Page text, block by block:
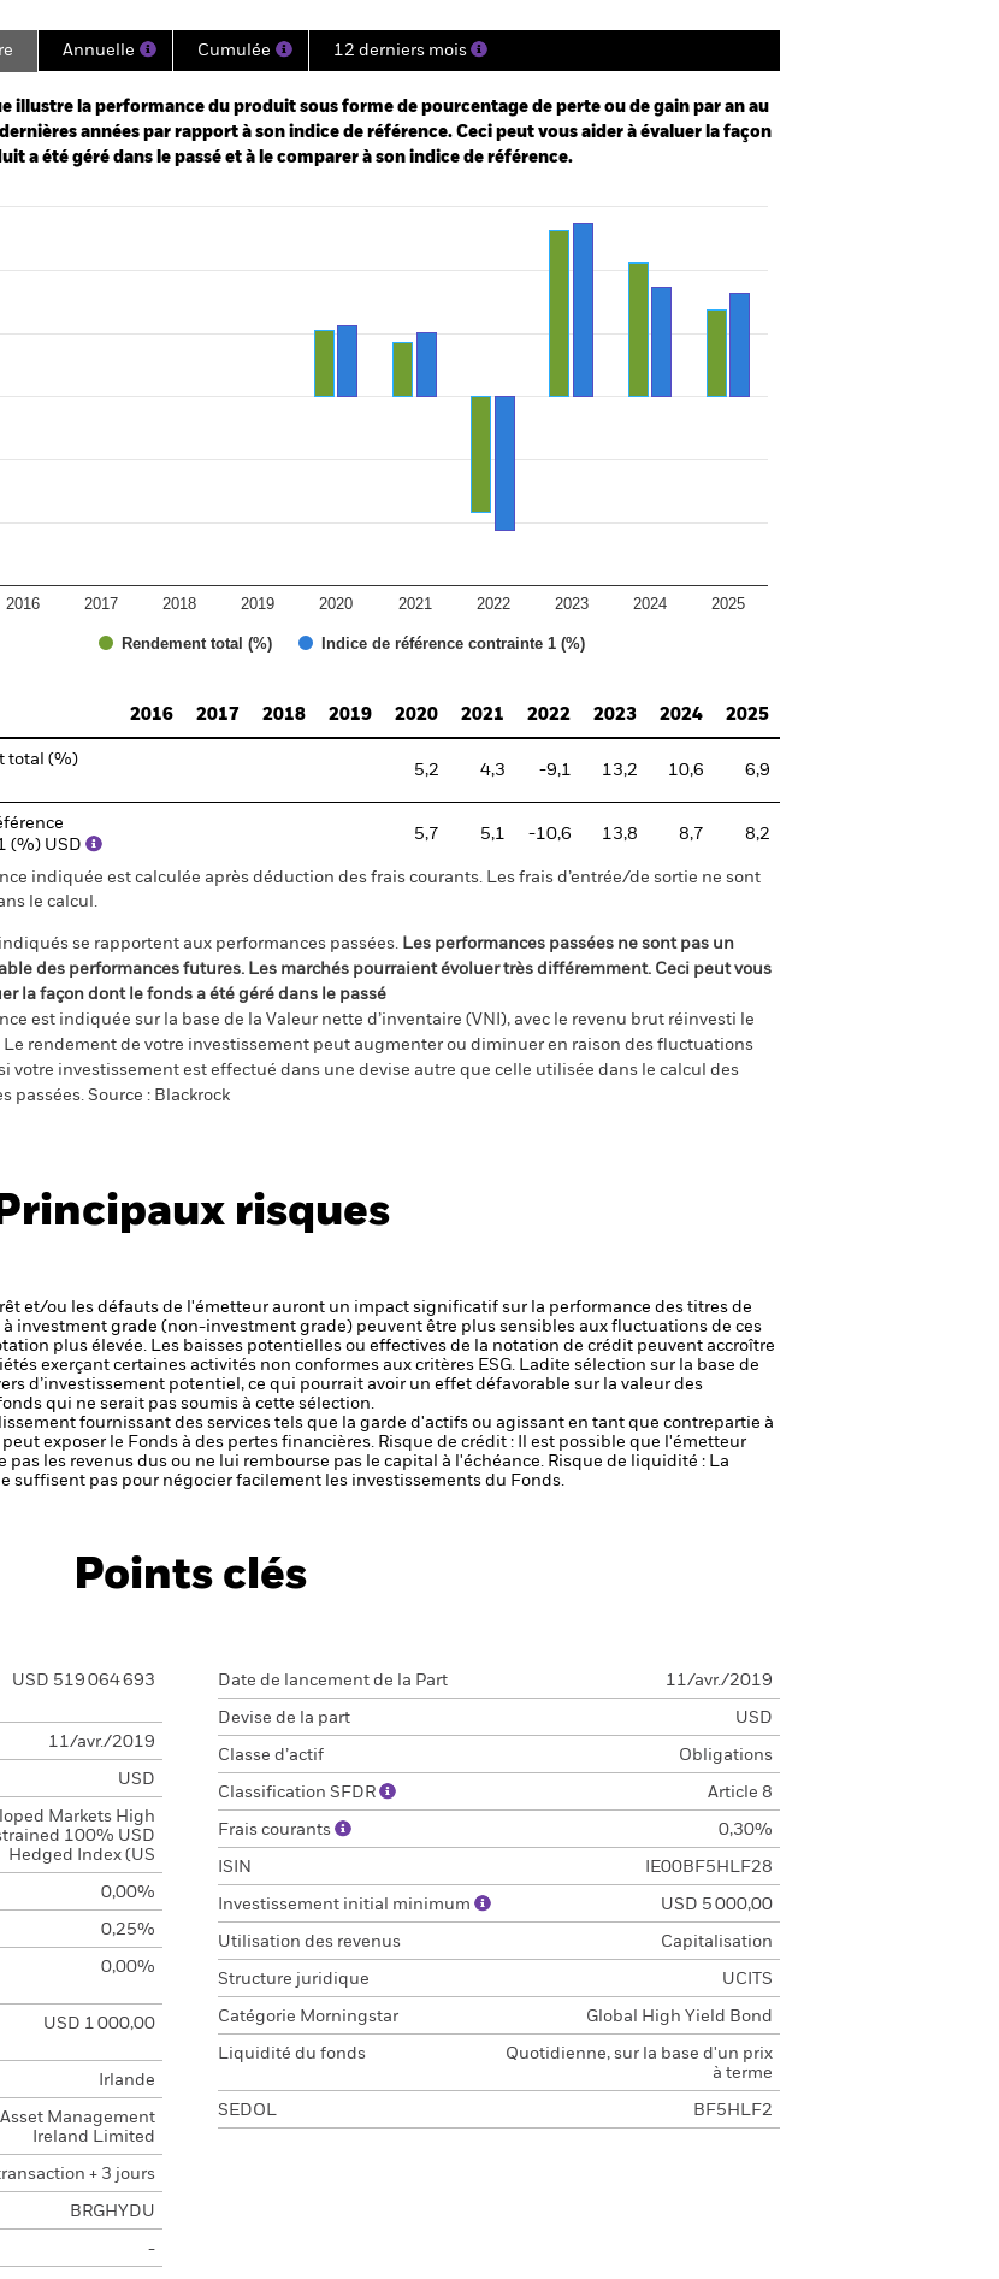
00:00:00 to 2026-07-31 00:00:00.
Annuelle Cumulée 12 derniers mois
illustre la performance du produit sous forme de pourcentage de perte ou de gain par an au
années par rapport à son indice de référence. Ceci peut vous aider à évaluer la façon
a été géré dans le passé et à le comparer à son indice de référence.
2 data series.
Rendement total (%) Indice de référence contrainte 1 (%)
2016 2017 2018 2019 2020 2021 2022 2023 2024 2025
2016
2017 2018 2019 2020 2021 2022 2023 2024 2025
total (%)
5,2 4,3 -9,1 13,2 10,6 6,9
(%) USD
5,7 5,1 -10,6 13,8 8,7 8,2
indiquée est calculée après déduction des frais courants. Les frais d’entrée/de sortie ne sont
le calcul.
se rapportent aux performances passées. Les performances passées ne sont pas un
des performances futures. Les marchés pourraient évoluer très différemment. Ceci peut vous
la façon dont le fonds a été géré dans le passé
est indiquée sur la base de la Valeur nette d’inventaire (VNI), avec le revenu brut réinvesti le
Le rendement de votre investissement peut augmenter ou diminuer en raison des fluctuations
votre investissement est effectué dans une devise autre que celle utilisée dans le calcul des
passées. Source : Blackrock
Principaux risques
et/ou les défauts de l'émetteur auront un impact significatif sur la performance des titres de
investment grade (non-investment grade) peuvent être plus sensibles aux fluctuations de ces
plus élevée. Les baisses potentielles ou effectives de la notation de crédit peuvent accroître
exerçant certaines activités non conformes aux critères ESG. Ladite sélection sur la base de
d’investissement potentiel, ce qui pourrait avoir un effet défavorable sur la valeur des
qui ne serait pas soumis à cette sélection.
fournissant des services tels que la garde d'actifs ou agissant en tant que contrepartie à
exposer le Fonds à des pertes financières. Risque de crédit : Il est possible que l'émetteur
les revenus dus ou ne lui rembourse pas le capital à l'échéance. Risque de liquidité : La
suffisent pas pour négocier facilement les investissements du Fonds.
Points clés
USD 519 064 693
11/avr./2019
USD
Markets High
100% USD
Hedged Index (US
0,00%
0,25%
0,00%
USD 1 000,00
Irlande
Asset Management
Ireland Limited
+ 3 jours
BRGHYDU
-
Date de lancement de la Part 11/avr./2019
Devise de la part USD
Classe d’actif Obligations
Classification SFDR Article 8
Frais courants 0,30%
ISIN IE00BF5HLF28
Investissement initial minimum USD 5 000,00
Utilisation des revenus Capitalisation
Structure juridique UCITS
Catégorie Morningstar Global High Yield Bond
Liquidité du fonds
Quotidienne, sur la base d'un prix
à terme
SEDOL BF5HLF2